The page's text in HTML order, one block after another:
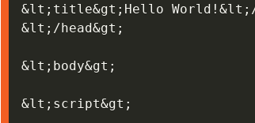
&lt; title&gt; Hello World! &lt;
&lt; /head&gt;
&lt; body&gt;
&lt; script&gt;